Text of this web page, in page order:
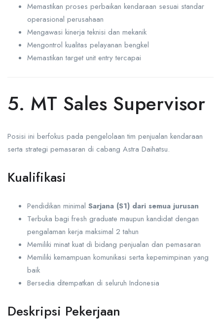
Memastikan proses perbaikan kendaraan sesuai standar
operasional perusahaan
Mengawasi kinerja teknisi dan mekanik
Mengontrol kualitas pelayanan bengkel
Memastikan target unit entry tercapai
5. MT Sales Supervisor
Posisi ini berfokus pada pengelolaan tim penjualan kendaraan
serta strategi pemasaran di cabang Astra Daihatsu.
Kualifikasi
Pendidikan minimal Sarjana (S1) dari semua jurusan
Terbuka bagi fresh graduate maupun kandidat dengan
pengalaman kerja maksimal 2 tahun
Memiliki minat kuat di bidang penjualan dan pemasaran
Memiliki kemampuan komunikasi serta kepemimpinan yang
baik
Bersedia ditempatkan di seluruh Indonesia
Deskripsi Pekerjaan